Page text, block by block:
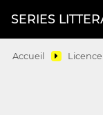
SERIES
Accueil